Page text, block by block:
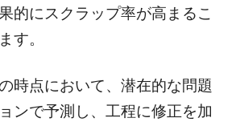
的にスクラップ率が高まるこ
す。
時点において、潜在的な問題
ンで予測し、工程に修正を加